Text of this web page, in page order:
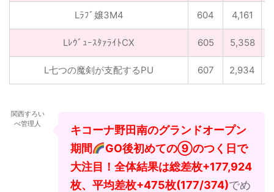
Lﾗﾌﾞ嬢3M4 604 4,161
LﾚｳﾞｭｰｽﾀｧﾗｲﾄCX 605 5,358
L七つの魔剣が支配するPU 607 2,934
関西すろい
べ管理人
キコーナ野田南のグランドオープン
期間
GO後初めての⑨のつく日で
大注目！全体結果は総差枚+177,924
枚、平均差枚+475枚(177/374)でめ